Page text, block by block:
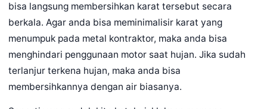
bisa langsung membersihkan karat tersebut secara
berkala. Agar anda bisa meminimalisir karat yang
menumpuk pada metal kontraktor, maka anda bisa
menghindari penggunaan motor saat hujan. Jika sudah
terlanjur terkena hujan, maka anda bisa
membersihkannya dengan air biasanya.